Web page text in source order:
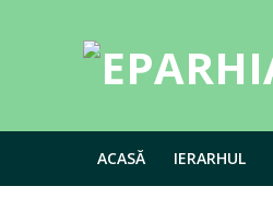
ACASĂ IERARHUL